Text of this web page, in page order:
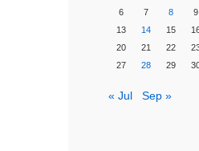
6
7 8 9
13
14 15
20
21 22
27
28 29
« Jul Sep »